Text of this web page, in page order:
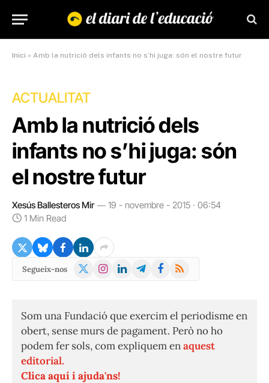
Inici » Amb la nutrició dels infants no s’hi juga: són el nostre futur
ACTUALITAT
Amb la nutrició dels
infants no s’hi juga: són
el nostre futur
Xesús Ballesteros Mir
19 - novembre - 2015 · 06:54
1 Min Read
Segueix-nos
X
Instagram
LinkedInTelegramFacebook
RSS
Som una Fundació que exercim el periodisme en
obert, sense murs de pagament. Però no ho
podem fer sols, com expliquem enaquest
editorial.
Clica aquí i ajuda'ns!